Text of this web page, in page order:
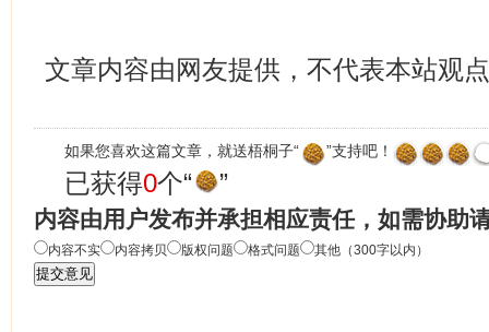
文章内容由网友提供，不代表本站观点
如果您喜欢这篇文章，就送梧桐子“ ”支持吧！
已获得0个“ ”
内容由用户发布并承担相应责任，如需协助
内容不实 内容拷贝 版权问题 格式问题 其他（300字以内）